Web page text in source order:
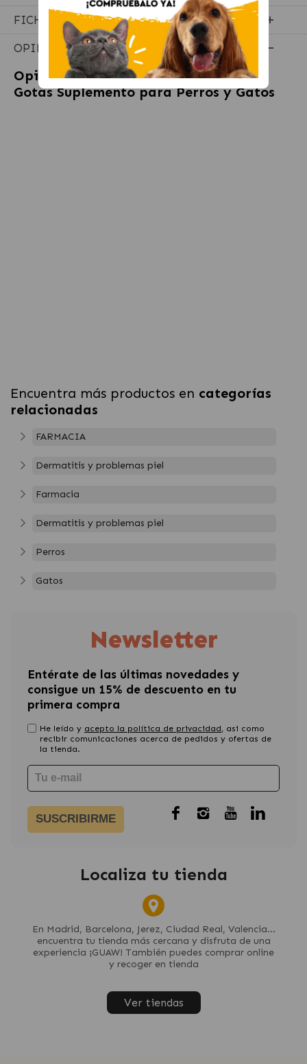
FICHA TÉCNICA
OPINIONES
Opiniones sobreStangest Dermovital
Gotas Suplemento para Perros y Gatos
Encuentra más productos en categorías
relacionadas
FARMACIA
Dermatitis y problemas piel
Farmacia
Dermatitis y problemas piel
Perros
Gatos
Newsletter
Entérate de las últimas novedades y
consigue un 15% de descuento en tu
primera compra
He leído y acepto la política de privacidad, asi como
recibir comunicaciones acerca de pedidos y ofertas de
la tienda.
SUSCRIBIRME
Localiza tu tienda
En Madrid, Barcelona, Jerez, Ciudad Real, Valencia...
encuentra tu tienda más cercana y disfruta de una
experiencia ¡GUAW! También puedes comprar online
y recoger en tienda
Ver tiendas